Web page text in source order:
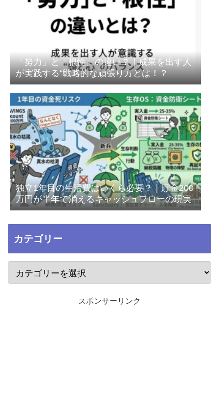
「努力」と「根性」の違い？｜成果を出す人
が実践する“戦略的な頑張り方とは！？
独立1年目の生活費はいくら必要？｜貯金200
万円が半年で消えるキャッシュフローの現実
カテゴリー
スポンサーリンク